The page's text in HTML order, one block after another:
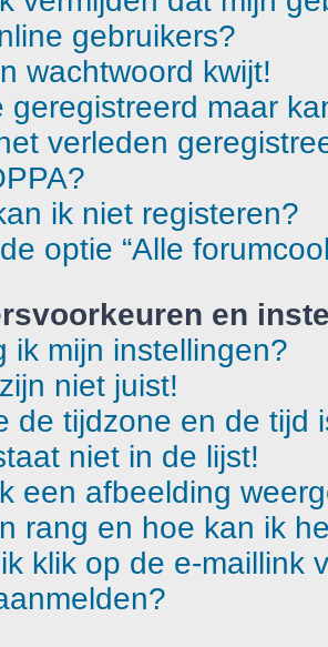
gebruikers?
wachtwoord kwijt!
geregistreerd maar
verleden
ik niet registeren?
optie “Alle
en
ik mijn instellingen?
niet juist!
de tijdzone en de tijd
niet in de lijst!
een afbeelding
rang en hoe kan ik
klik op de e-maillink